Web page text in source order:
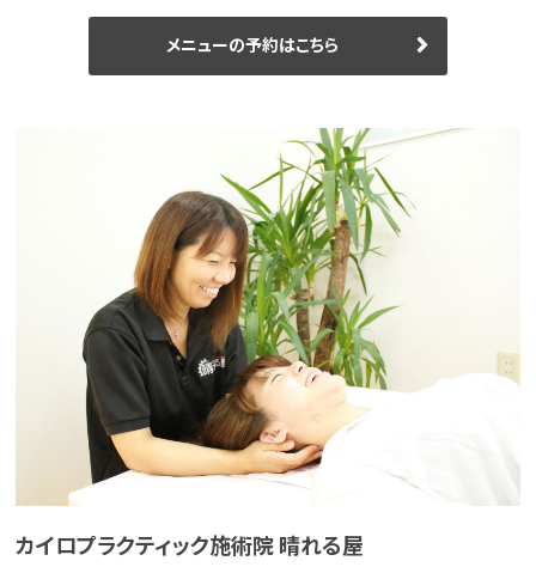
メニューの予約はこちら
カイロプラクティック施術院 晴れる屋